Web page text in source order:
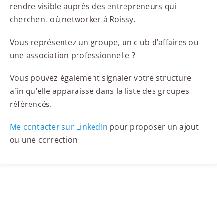
rendre visible auprès des entrepreneurs qui
cherchent où networker à Roissy.
Vous représentez un groupe, un club d’affaires ou
une association professionnelle ?
Vous pouvez également signaler votre structure
afin qu’elle apparaisse dans la liste des groupes
référencés.
Me contacter sur LinkedIn pour proposer un ajout
ou une correction